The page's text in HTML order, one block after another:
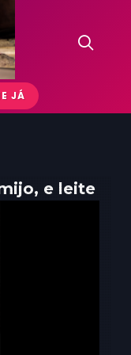
JÁ
e leite